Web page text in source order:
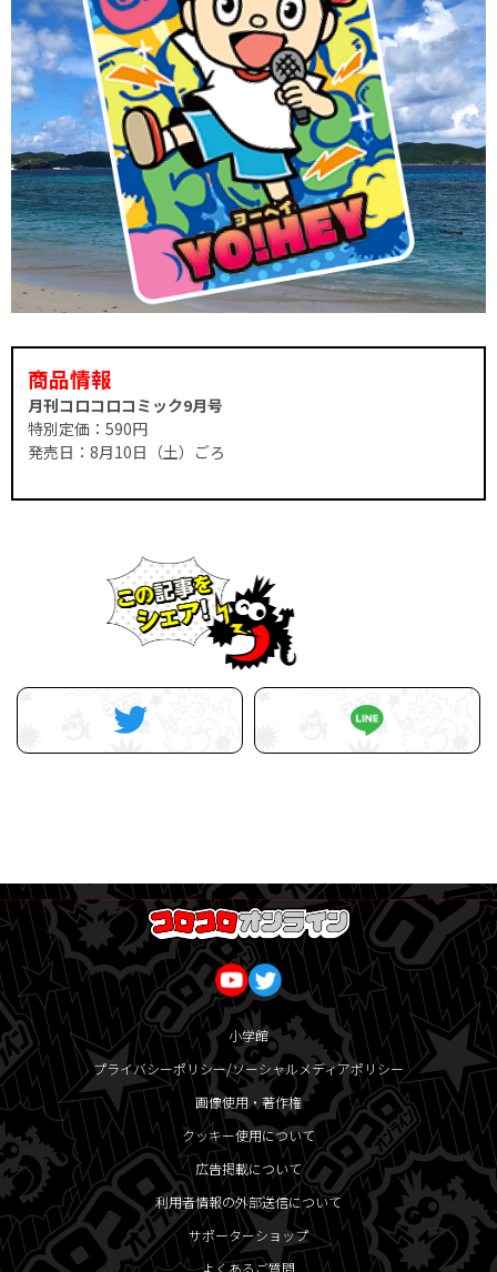
商品情報
月刊コロコロコミック9月号
特別定価：590円
発売日：8月10日（土）ごろ
小学館
プライバシーポリシー/ソーシャルメディアポリシー
画像使用・著作権
クッキー使用について
広告掲載について
利用者情報の外部送信について
サポーターショップ